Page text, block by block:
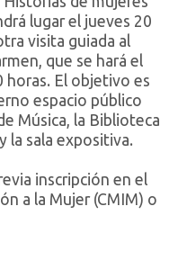
lugar el jueves 20
visita guiada al
que se hará el
horas. El objetivo es
espacio público
Música, la Biblioteca
la sala expositiva.
inscripción en el
a la Mujer (CMIM) o